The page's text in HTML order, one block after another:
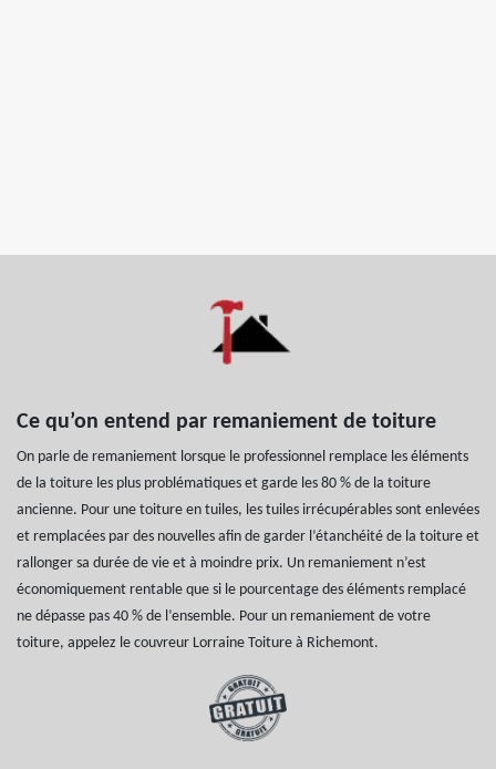
Ce qu’on entend par remaniement de toiture
On parle de remaniement lorsque le professionnel remplace les éléments
de la toiture les plus problématiques et garde les 80 % de la toiture
ancienne. Pour une toiture en tuiles, les tuiles irrécupérables sont enlevées
et remplacées par des nouvelles afin de garder l’étanchéité de la toiture et
rallonger sa durée de vie et à moindre prix. Un remaniement n’est
économiquement rentable que si le pourcentage des éléments remplacé
ne dépasse pas 40 % de l’ensemble. Pour un remaniement de votre
toiture, appelez le couvreur Lorraine Toiture à Richemont.